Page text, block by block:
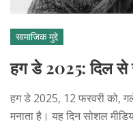
सामाजिक मुद्दे
हग डे 2025: दिल से
हग डे 2025, 12 फरवरी को,
मनाता है। यह दिन सोशल